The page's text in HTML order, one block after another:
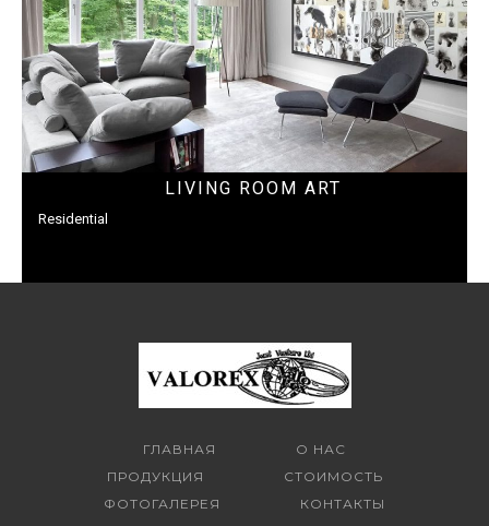
LIVING ROOM ART
Residential
ГЛАВНАЯ
О НАС
ПРОДУКЦИЯ
СТОИМОСТЬ
ФОТОГАЛЕРЕЯ
КОНТАКТЫ